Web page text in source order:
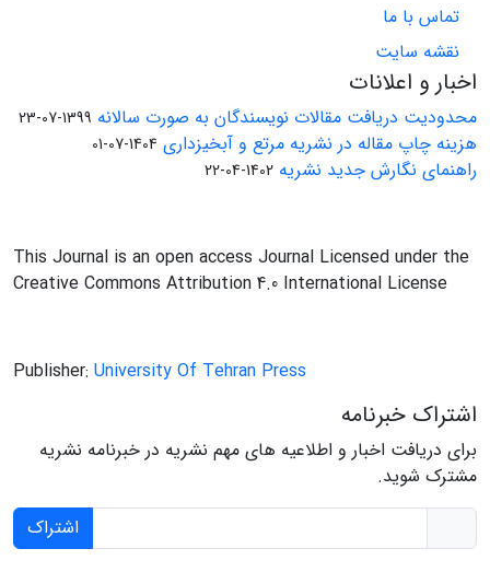
تماس با ما
نقشه سایت
اخبار و اعلانات
محدودیت دریافت مقالات نویسندگان به صورت سالانه 1399-07-23
هزینه چاپ مقاله در نشریه مرتع و آبخیزداری 1404-07-01
راهنمای نگارش جدید نشریه 1402-04-22
This Journal is an open access Journal Licensed under the
Creative Commons Attribution 4.0 International License
Publisher: University Of Tehran Press
اشتراک خبرنامه
برای دریافت اخبار و اطلاعیه های مهم نشریه در خبرنامه نشریه
مشترک شوید.
اشتراک